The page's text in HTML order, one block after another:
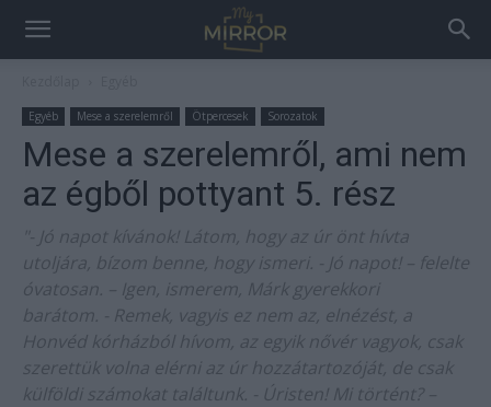
Egyéb Mese a szerelemről Ötpercesek Sorozatok
Mese a szerelemről, ami nem
az égből pottyant 5. rész
"- Jó napot kívánok! Látom, hogy az úr önt hívta
utoljára, bízom benne, hogy ismeri. - Jó napot! – felelte
óvatosan. – Igen, ismerem, Márk gyerekkori
barátom. - Remek, vagyis ez nem az, elnézést, a
Honvéd kórházból hívom, az egyik nővér vagyok, csak
szerettük volna elérni az úr hozzátartozóját, de csak
külföldi számokat találtunk. - Úristen! Mi történt? –